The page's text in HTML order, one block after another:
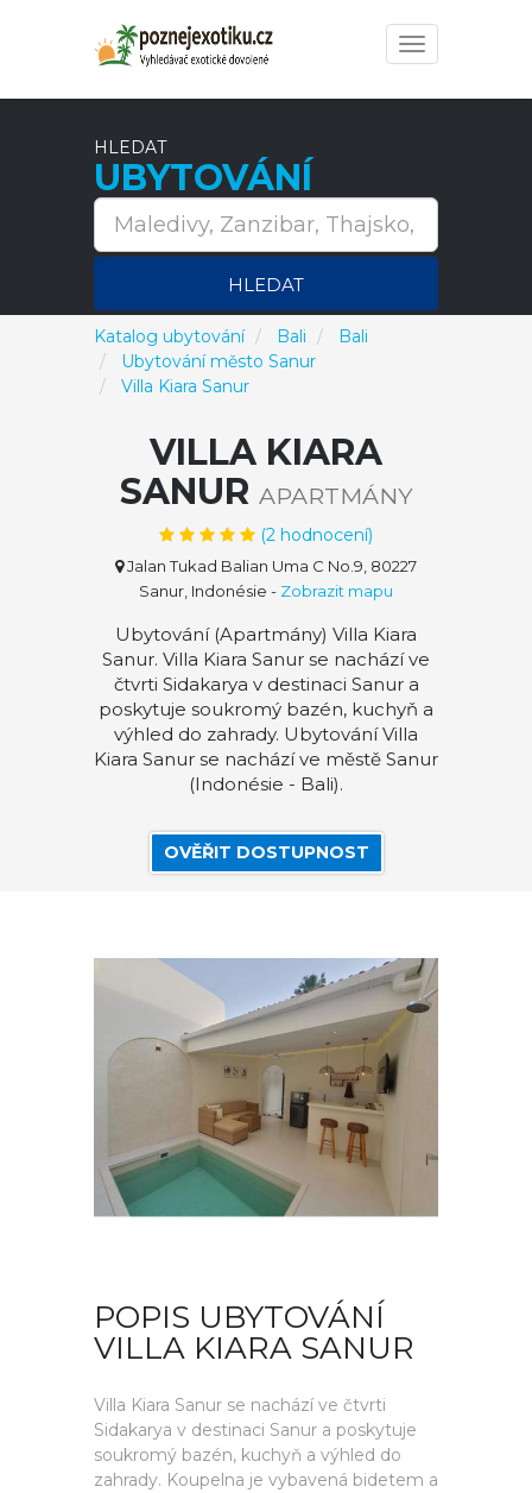
Toggle
navigation
HLEDAT
UBYTOVÁNÍ
HLEDAT
Katalog ubytování Bali
Bali
Ubytování město Sanur
Villa Kiara Sanur
VILLA KIARA
SANUR APARTMÁNY
(2 hodnocení)
Jalan Tukad Balian Uma C No.9, 80227
Sanur, Indonésie - Zobrazit mapu
Ubytování (Apartmány) Villa Kiara
Sanur. Villa Kiara Sanur se nachází ve
čtvrti Sidakarya v destinaci Sanur a
poskytuje soukromý bazén, kuchyň a
výhled do zahrady. Ubytování Villa
Kiara Sanur se nachází ve městě Sanur
(Indonésie - Bali).
OVĚŘIT DOSTUPNOST
POPIS UBYTOVÁNÍ
VILLA KIARA SANUR
Villa Kiara Sanur se nachází ve čtvrti
Sidakarya v destinaci Sanur a poskytuje
soukromý bazén, kuchyň a výhled do
zahrady. Koupelna je vybavená bidetem a